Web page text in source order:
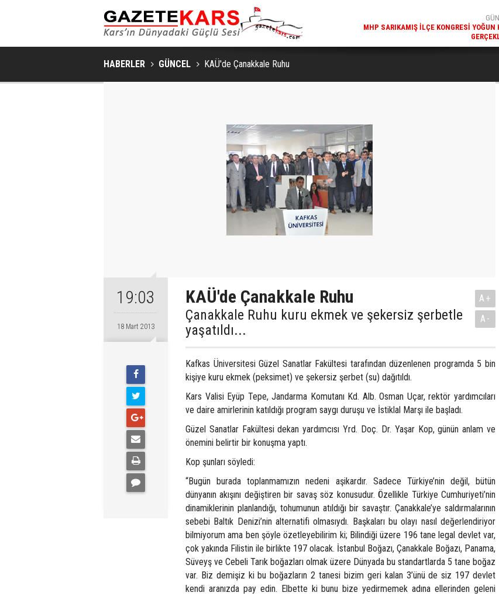
REKREATIF GEZI TURU, SPORSEVERLERI BIR
HABERLER GÜNCEL KAÜ'de Çanakkale Ruhu
19:03
18 Mart 2013
KAÜ'de Çanakkale Ruhu
Çanakkale Ruhu kuru ekmek ve şekersiz şerbetle
yaşatıldı...
A+
A-
Kafkas Üniversitesi Güzel Sanatlar Fakültesi tarafından düzenlenen programda 5 bin
kişiye kuru ekmek (peksimet) ve şekersiz şerbet (su) dağıtıldı.
Kars Valisi Eyüp Tepe, Jandarma Komutanı Kd. Alb. Osman Uçar, rektör yardımcıları
ve daire amirlerinin katıldığı program saygı duruşu ve İstiklal Marşı ile başladı.
Güzel Sanatlar Fakültesi dekan yardımcısı Yrd. Doç. Dr. Yaşar Kop, günün anlam ve
önemini belirtir bir konuşma yaptı.
Kop şunları söyledi:
“Bugün burada toplanmamızın nedeni aşikardır. Sadece Türkiye’nin değil, bütün
dünyanın akışını değiştiren bir savaş söz konusudur. Özellikle Türkiye Cumhuriyeti’nin
dinamiklerinin planlandığı, tohumunun atıldığı bir savaştır. Çanakkale’ye saldırmalarının
sebebi Baltık Denizi’nin alternatifi olmasıydı. Başkaları bu olayı nasıl değerlendiriyor
bilmiyorum ama ben şöyle özetleyebilirim ki; Bilindiği üzere 196 tane legal devlet var,
çok yakında Filistin ile birlikte 197 olacak. İstanbul Boğazı, Çanakkale Boğazı, Panama,
Süveyş ve Cebeli Tarık boğazları olmak üzere Dünyada bu standartlarda 5 tane boğaz
var. Biz demişiz ki bu boğazların 2 tanesi bizim geri kalan 3’ünü de siz 197 devlet
kendi aranızda pay edin. Elbette ki bunu bize yedirmemek adına ellerinden geleni